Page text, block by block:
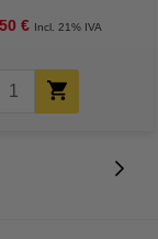
€ Incl. 21% IVA